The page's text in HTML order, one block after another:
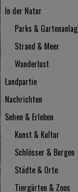
In der Natur
Parks &
Strand & Meer
Wanderlust
Landpartie
Nachrichten
Sehen & Erleben
Kunst & Kultur
Schlösser & Burgen
Städte & Orte
Tiergärten & Zoos